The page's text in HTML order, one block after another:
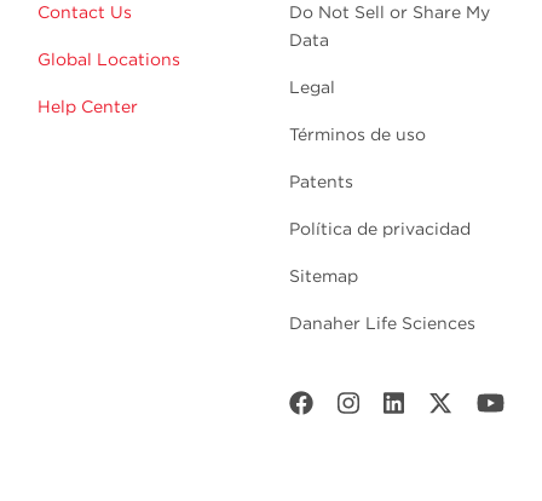
Contact Us
Global Locations
Help Center
Do Not Sell or Share My
Data
Legal
Términos de uso
Patents
Política de privacidad
Sitemap
Danaher Life Sciences